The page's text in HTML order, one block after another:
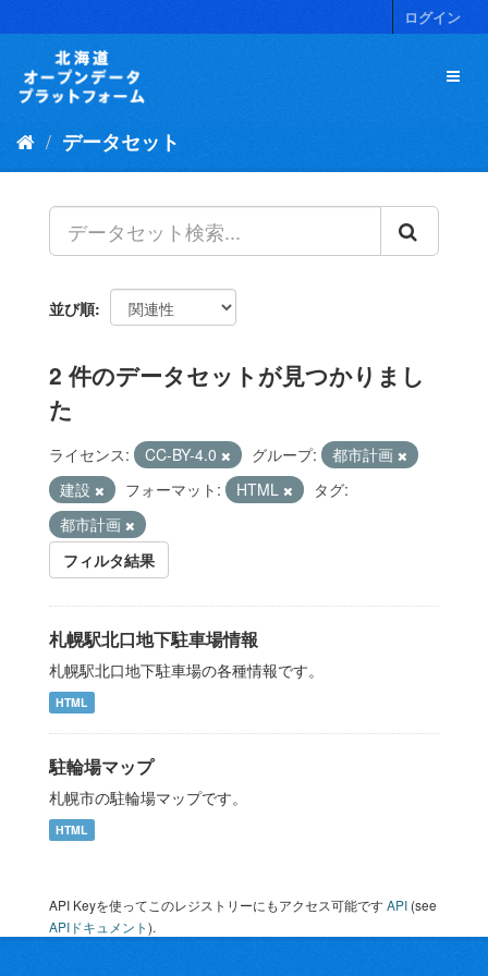
キ
ログイン
データセット
並び順
2 件のデータセットが見つかりまし
た
ライセンス: CC-BY-4.0 グループ:
都市計画
建設
フォーマット: HTML
タグ:
都市計画
フィルタ結果
札幌駅北口地下駐車場情報
札幌駅北口地下駐車場の各種情報です。
HTML
駐輪場マップ
札幌市の駐輪場マップです。
HTML
API Keyを使ってこのレジストリーにもアクセス可能ですAPI (see
APIドキュメント).